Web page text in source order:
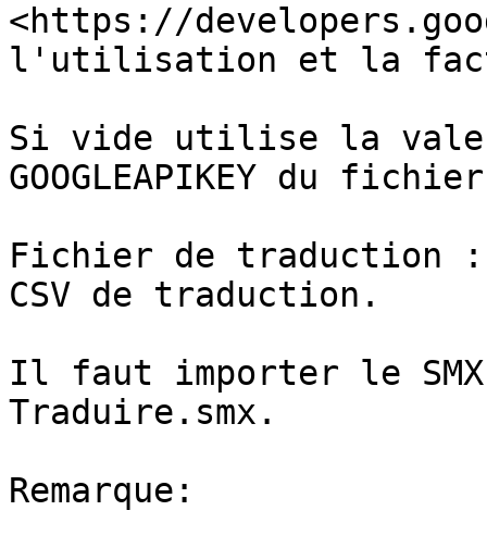
<https://
l'utilisation et la
Si vide utilise la
GOOGLEAPIKEY du
Fichier de traduction :
CSV de traduction.
Il faut importer le
Traduire.smx.
Remarque: